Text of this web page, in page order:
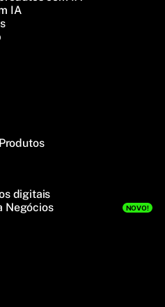
IA
digitais
Negócios
NOVO!